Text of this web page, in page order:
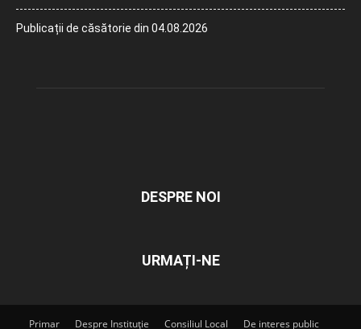
Publicații de căsătorie din 04.08.2026
DESPRE NOI
URMAȚI-NE
Primar Despre Instituție Consiliul Local De interes public